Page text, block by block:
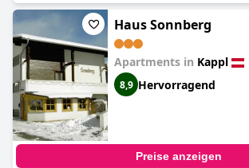
Haus Sonnberg
Apartments in Kappl
8,9 Hervorragend
Preise anzeigen